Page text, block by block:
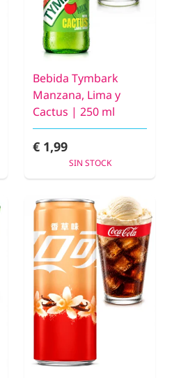
Bebida Tymbark
Manzana, Lima y
Cactus | 250 ml
€ 1,99
SIN STOCK